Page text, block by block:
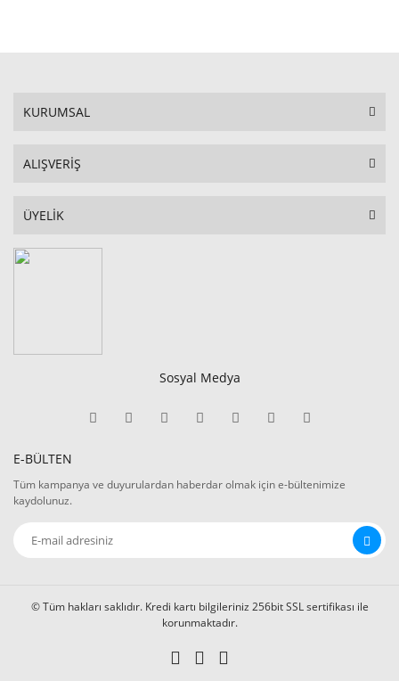
KURUMSAL
ALIŞVERİŞ
ÜYELİK
Sosyal Medya
E-BÜLTEN
Tüm kampanya ve duyurulardan haberdar olmak için e-bültenimize
kaydolunuz.
© Tüm hakları saklıdır. Kredi kartı bilgileriniz 256bit SSL sertifikası ile
korunmaktadır.